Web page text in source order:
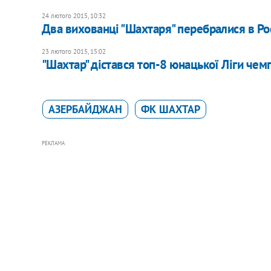
24 лютого 2015, 10:32
Два вихованці "Шахтаря" перебралися в
23 лютого 2015, 15:02
"Шахтар" дістався топ-8 юнацької Ліги
АЗЕРБАЙДЖАН ФК ШАХТАР
РЕКЛАМА